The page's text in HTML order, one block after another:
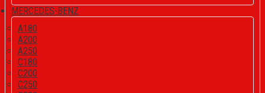
MERCEDES-BENZ
A180
A200
A250
C180
C200
C250